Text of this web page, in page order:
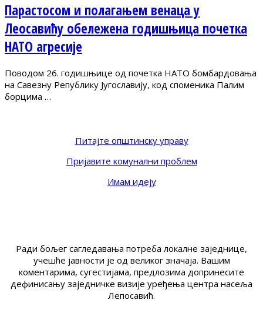
Парастосом и полагањем венаца у
Леосавићу обележена годишњица почетка
НАТО агресије
Поводом 26. годишњице од почетка НАТО бомбардовања
на Савезну Републику Југославију, код споменика Палим
борцима …
Питајте општинску управу
Пријавите комунални проблем
Имам идеју
Ради бољег сагледавања потреба локалне заједнице,
учешће јавности је од великог значаја. Вашим
коментарима, сугестијама, предлозима допринесите
дефинисању заједничке визије уређења центра насеља
Лепосавић.